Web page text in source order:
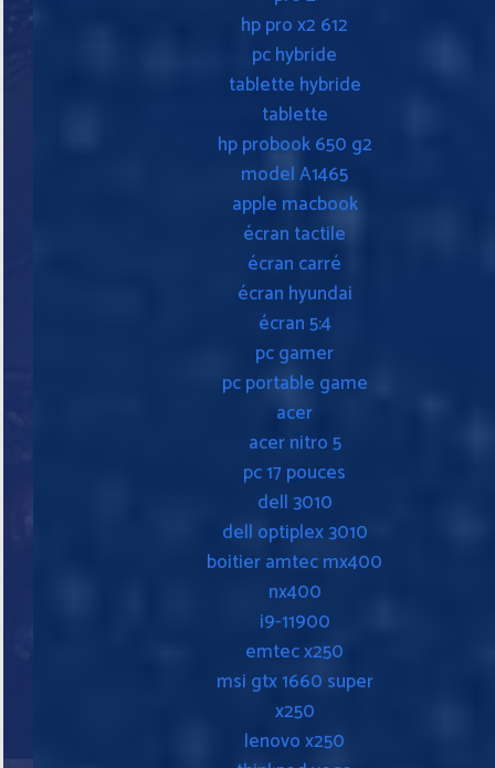
hp pro x2 612
pc hybride
tablette hybride
tablette
hp probook 650 g2
model A1465
apple macbook
écran tactile
écran carré
écran hyundai
écran 5:4
pc gamer
pc portable game
acer
acer nitro 5
pc 17 pouces
dell 3010
dell optiplex 3010
boitier amtec mx400
nx400
i9-11900
emtec x250
msi gtx 1660 super
x250
lenovo x250